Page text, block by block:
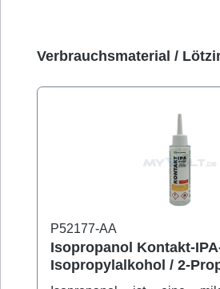
Produktgalerie überspringen
Verbrauchsmaterial /
P52177-AA
Isopropanol Kontakt-
Isopropylalkohol / 2-